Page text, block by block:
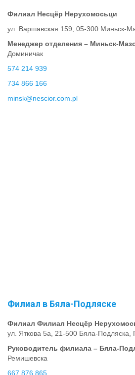
Филиал Несцёр Нерухомосьци
ул. Варшавская 159, 05-300 Миньск-
Менеджер отделения – Миньск-
Доминичак
574 214 939
734 866 166
minsk@nescior.com.pl
Филиал в Бяла-Подляске
Филиал Филиал Несцёр
ул. Яткова 5a, 21-500 Бяла-Подляска,
Руководитель филиала – Бяла-
Ремишевска
667 876 865